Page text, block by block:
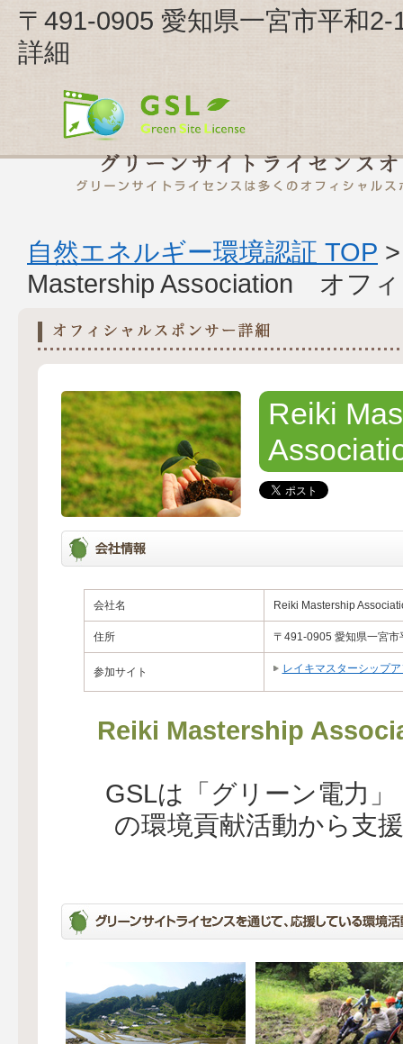
〒491-0905 愛知県一宮市平和
詳細
自然エネルギー環境認証 TOP
Mastership Association オフ
Reiki
会社名 Reiki Mastership
住所 〒491-0905 愛知県一宮
参加サイト レイキマスターシップ
Reiki Mastership
GSLは「グリーン電力
の環境貢献活動から支